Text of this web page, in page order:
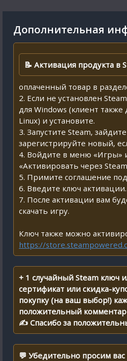
Дополнительная
📝 Активация продукта в
оплаченный товар в
2. Если не установлен
для Windows (клиент также
Linux) и установите.
3. Запустите Steam,
зарегистрируйте новый,
4. Войдите в меню «Игры»
«Активировать через
5. Примите соглашение
6. Введите ключ активации.
7. После активации вам
скачать игру.
Ключ также можно
https://
+ 1 случайный Steam ключ
сертификат или скидка-
покупку (на ваш выбор!)
положительный
✍ Спасибо за
💬 Убедительно просим вас